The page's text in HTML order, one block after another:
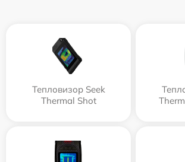
Тепловизор Seek
Thermal Shot